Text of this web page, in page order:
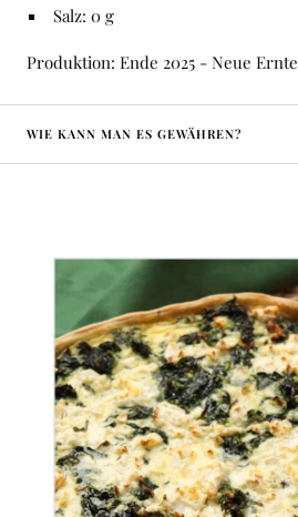
Salz: 0 g
Produktion: Ende 2025 - Neue Ernte
WIE KANN MAN ES GEWÄHREN?